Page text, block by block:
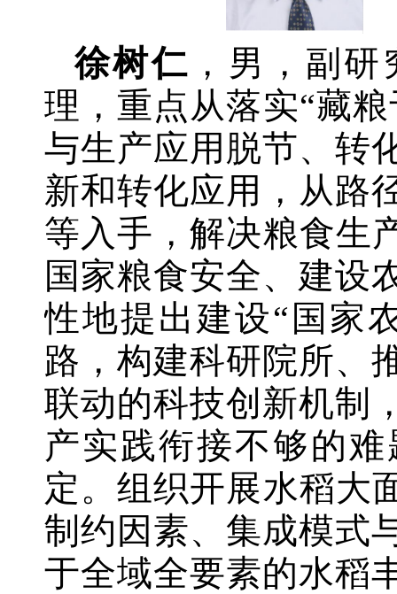
徐树仁 ，男，副
理，重点从落实“藏
与生产应用脱节、转
新和转化应用，从路
等入手，解决粮食生
国家粮食安全、建设
性地提出建设“国家
路，构建科研院所、
联动的科技创新机制
产实践衔接不够的
定。组织开展水稻大
制约因素、集成模式
于全域全要素的水稻